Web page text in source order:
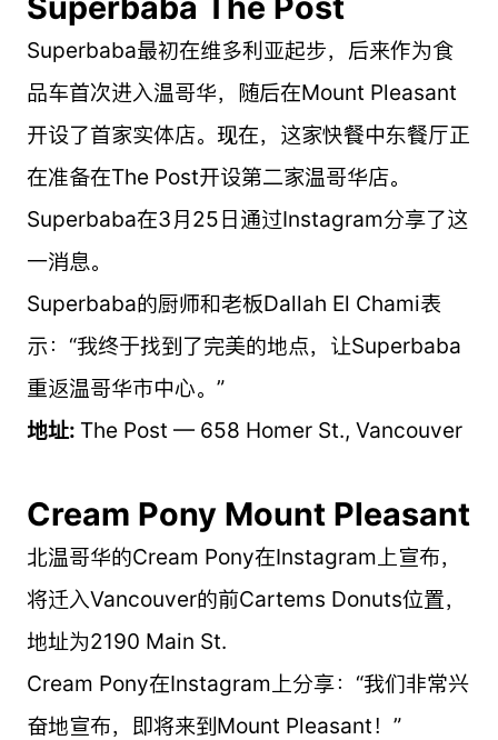
Superbaba最初在维多利亚起步，后来作为食
品车首次进入温哥华，随后在Mount Pleasant
开设了首家实体店。现在，这家快餐中东餐厅正
在准备在The Post开设第二家温哥华店。
Superbaba在3月25日通过Instagram分享了这
一消息。
Superbaba的厨师和老板Dallah El Chami表
示：“我终于找到了完美的地点，让Superbaba
重返温哥华市中心。”
地址: The Post — 658 Homer St., Vancouver
Cream Pony Mount Pleasant
北温哥华的Cream Pony在Instagram上宣布，
将迁入Vancouver的前Cartems Donuts位置，
地址为2190 Main St.
Cream Pony在Instagram上分享：“我们非常兴
奋地宣布，即将来到Mount Pleasant！”